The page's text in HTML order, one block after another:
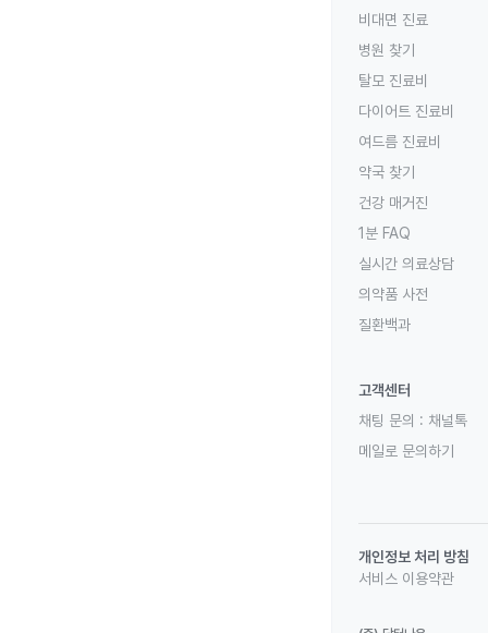
비대면 진료
병원 찾기
탈모 진료비
다이어트 진료비
여드름 진료비
약국 찾기
건강 매거진
1분 FAQ
실시간 의료상담
의약품 사전
질환백과
고객센터
채팅 문의 : 채널톡
메일로 문의하기
개인정보 처리 방침
서비스 이용약관